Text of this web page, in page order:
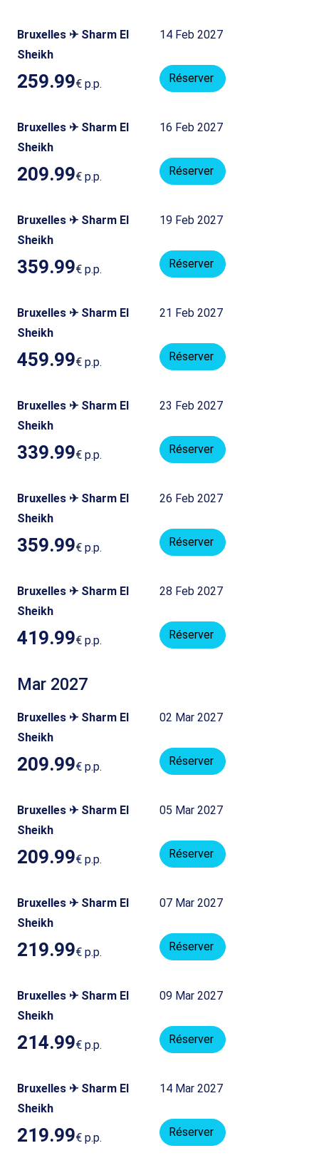
Bruxelles ✈ Sharm El
Sheikh
14 Feb 2027
259.99€ p.p. Réserver
Bruxelles ✈ Sharm El
Sheikh
16 Feb 2027
209.99€ p.p. Réserver
Bruxelles ✈ Sharm El
Sheikh
19 Feb 2027
359.99€ p.p. Réserver
Bruxelles ✈ Sharm El
Sheikh
21 Feb 2027
459.99€ p.p. Réserver
Bruxelles ✈ Sharm El
Sheikh
23 Feb 2027
339.99€ p.p. Réserver
Bruxelles ✈ Sharm El
Sheikh
26 Feb 2027
359.99€ p.p. Réserver
Bruxelles ✈ Sharm El
Sheikh
28 Feb 2027
419.99€ p.p. Réserver
Mar 2027
Bruxelles ✈ Sharm El
Sheikh
02 Mar 2027
209.99€ p.p. Réserver
Bruxelles ✈ Sharm El
Sheikh
05 Mar 2027
209.99€ p.p. Réserver
Bruxelles ✈ Sharm El
Sheikh
07 Mar 2027
219.99€ p.p. Réserver
Bruxelles ✈ Sharm El
Sheikh
09 Mar 2027
214.99€ p.p. Réserver
Bruxelles ✈ Sharm El
Sheikh
14 Mar 2027
219.99€ p.p. Réserver